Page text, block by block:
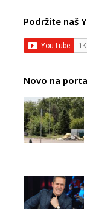
Podržite naš
Novo na